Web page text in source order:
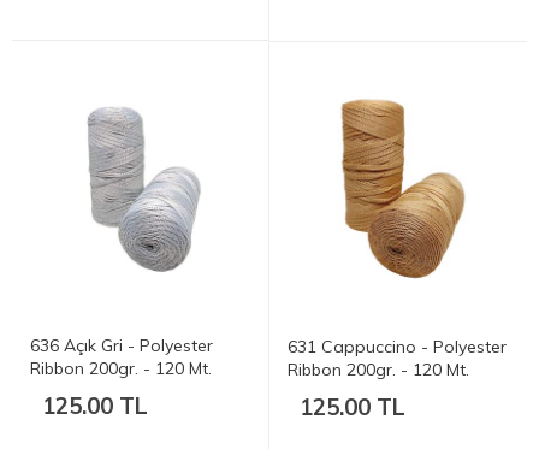
636 Açık Gri - Polyester
Ribbon 200gr. - 120 Mt.
125.00 TL
631 Cappuccino - Polyester
Ribbon 200gr. - 120 Mt.
125.00 TL